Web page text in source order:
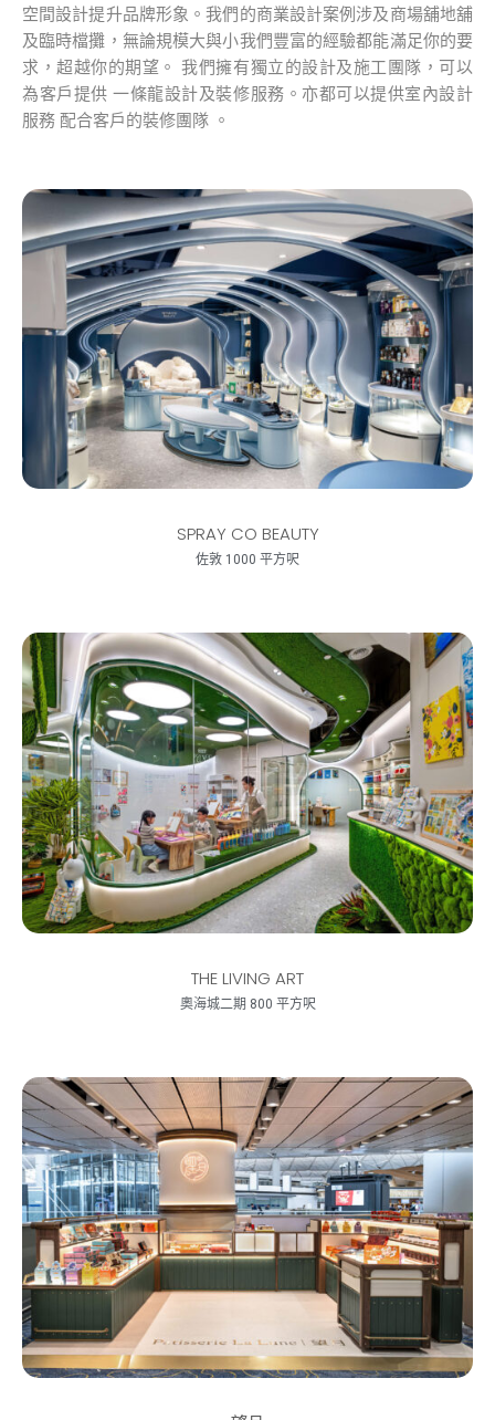
空間設計提升品牌形象。我們的商業設計案例涉及商場舖地舖
及臨時檔攤，無論規模大與小我們豐富的經驗都能滿足你的要
求，超越你的期望。 我們擁有獨立的設計及施工團隊，可以
為客戶提供 一條龍設計及裝修服務。亦都可以提供室內設計
服務 配合客戶的裝修團隊 。
SPRAY CO BEAUTY
佐敦 1000 平方呎
THE LIVING ART
奧海城二期 800 平方呎